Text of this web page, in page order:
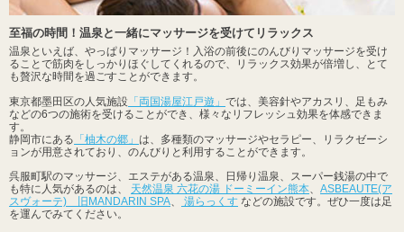
至福の時間！温泉と一緒にマッサージを受けてリラックス
温泉といえば、やっぱりマッサージ！入浴の前後にのんびりマッサージを受け
ることで筋肉をしっかりほぐしてくれるので、リラックス効果が倍増し、とて
も贅沢な時間を過ごすことができます。
東京都墨田区の人気施設 「両国湯屋江戸遊」 では、美容針やアカスリ、足もみ
などの6つの施術を受けることができ、様々なリフレッシュ効果を体感できま
す。
静岡市にある 「柚木の郷」 は、多種類のマッサージやセラピー、リラクゼーシ
ョンが用意されており、のんびりと利用することができます。
呉服町駅のマッサージ、エステがある温泉、日帰り温泉、スーパー銭湯の中で
も特に人気があるのは、 天然温泉 六花の湯 ドーミーイン熊本
ASBEAUTE(ア
スヴォーテ) 旧MANDARIN SPA
湯らっくす などの施設です。ぜひ一度は足
を運んでみてください。